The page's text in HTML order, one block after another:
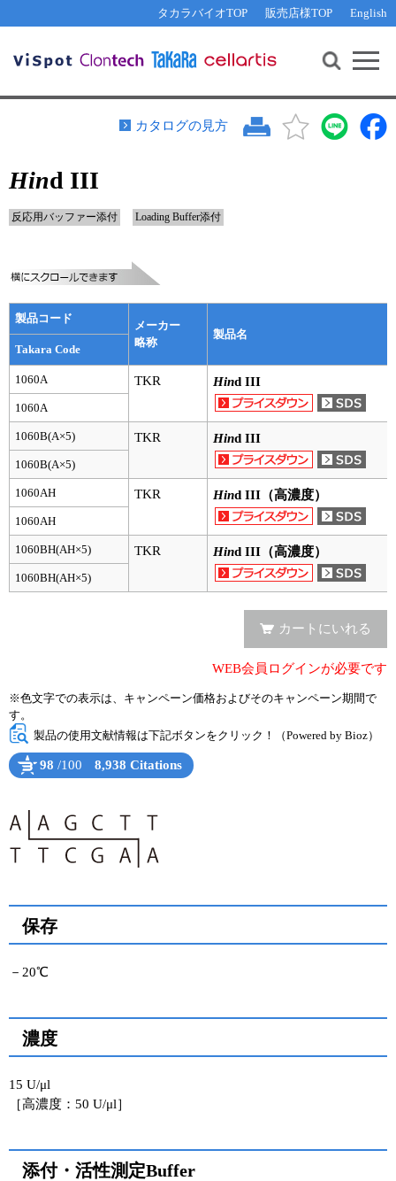
タカラバイオTOP 販売店様TOP English
機能解析・サイレンシング
PCR・等温増幅
リアルタイムPCR（qPCR）
テクニカルサポートライン
その他 ライセンスに関するご相談
遺伝子組換え生物該当製品
研究支援ツール
Cut-Site Navigator 制限酵素切断サイトの検索
In-Fusion Cloning プライマー設計
抗体検索サイト
リアルタイムPCR （インターカレーター法）
プライマー検索・注文
リアルタイムPCR（プローブ法）
プライマー・プローブ検索・注文
機器ソフトウェア・ベクター配列ダウンロード
ラーニングセンター
リアルタイムPCR実験ガイド
遺伝子検査ガイド（食品・水質・家畜他）
幹細胞・再生医療研究ガイド
クローニング実験ガイド
RNAi実験ガイド
アプリケーションノート
ユーザーズボイス集
動画ライブラリー
Q&A
お問い合わせ WEB会員登録
カタログの見方
Hind III
反応用バッファー添付 Loading Buffer添付
製品コード
メーカー
略称
製品名
Takara Code
1060A TKR Hind III
1060A
1060B(A×5) TKR Hind III
1060B(A×5)
1060AH TKR Hind III（高濃度）
1060AH
1060BH(AH×5) TKR Hind III（高濃度）
1060BH(AH×5)
※色文字での表示は、キャンペーン価格およびそのキャンペーン期間で
す。
製品の使用文献情報は下記ボタンをクリック！（Powered by Bioz）
98 /100 8,938 Citations
カートにいれる
WEB会員ログインが必要です
保存
－20℃
濃度
15 U/μl
［高濃度：50 U/μl］
添付・活性測定Buffer